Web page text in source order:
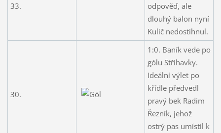
33.
odpověď, ale
dlouhý balon nyní
Kulič nedostihnul.
30.
1:0. Baník vede po
gólu Střihavky.
Ideální výlet po
křídle předvedl
pravý bek Radim
Řezník, jehož
ostrý pas umístil k